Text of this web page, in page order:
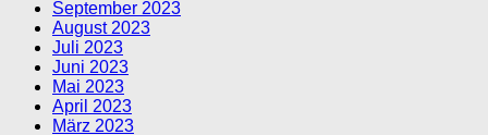
September 2023
August 2023
Juli 2023
Juni 2023
Mai 2023
April 2023
März 2023